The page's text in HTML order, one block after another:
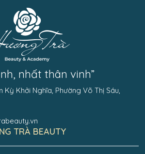
nhất thân vinh”
Kỳ Khởi Nghĩa, Phường Võ Thị Sáu,
TRÀ BEAUTY